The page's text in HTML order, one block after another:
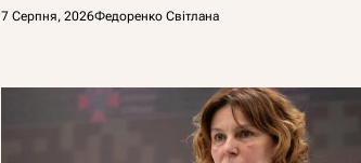
7 Серпня, 2026Федоренко Світлана